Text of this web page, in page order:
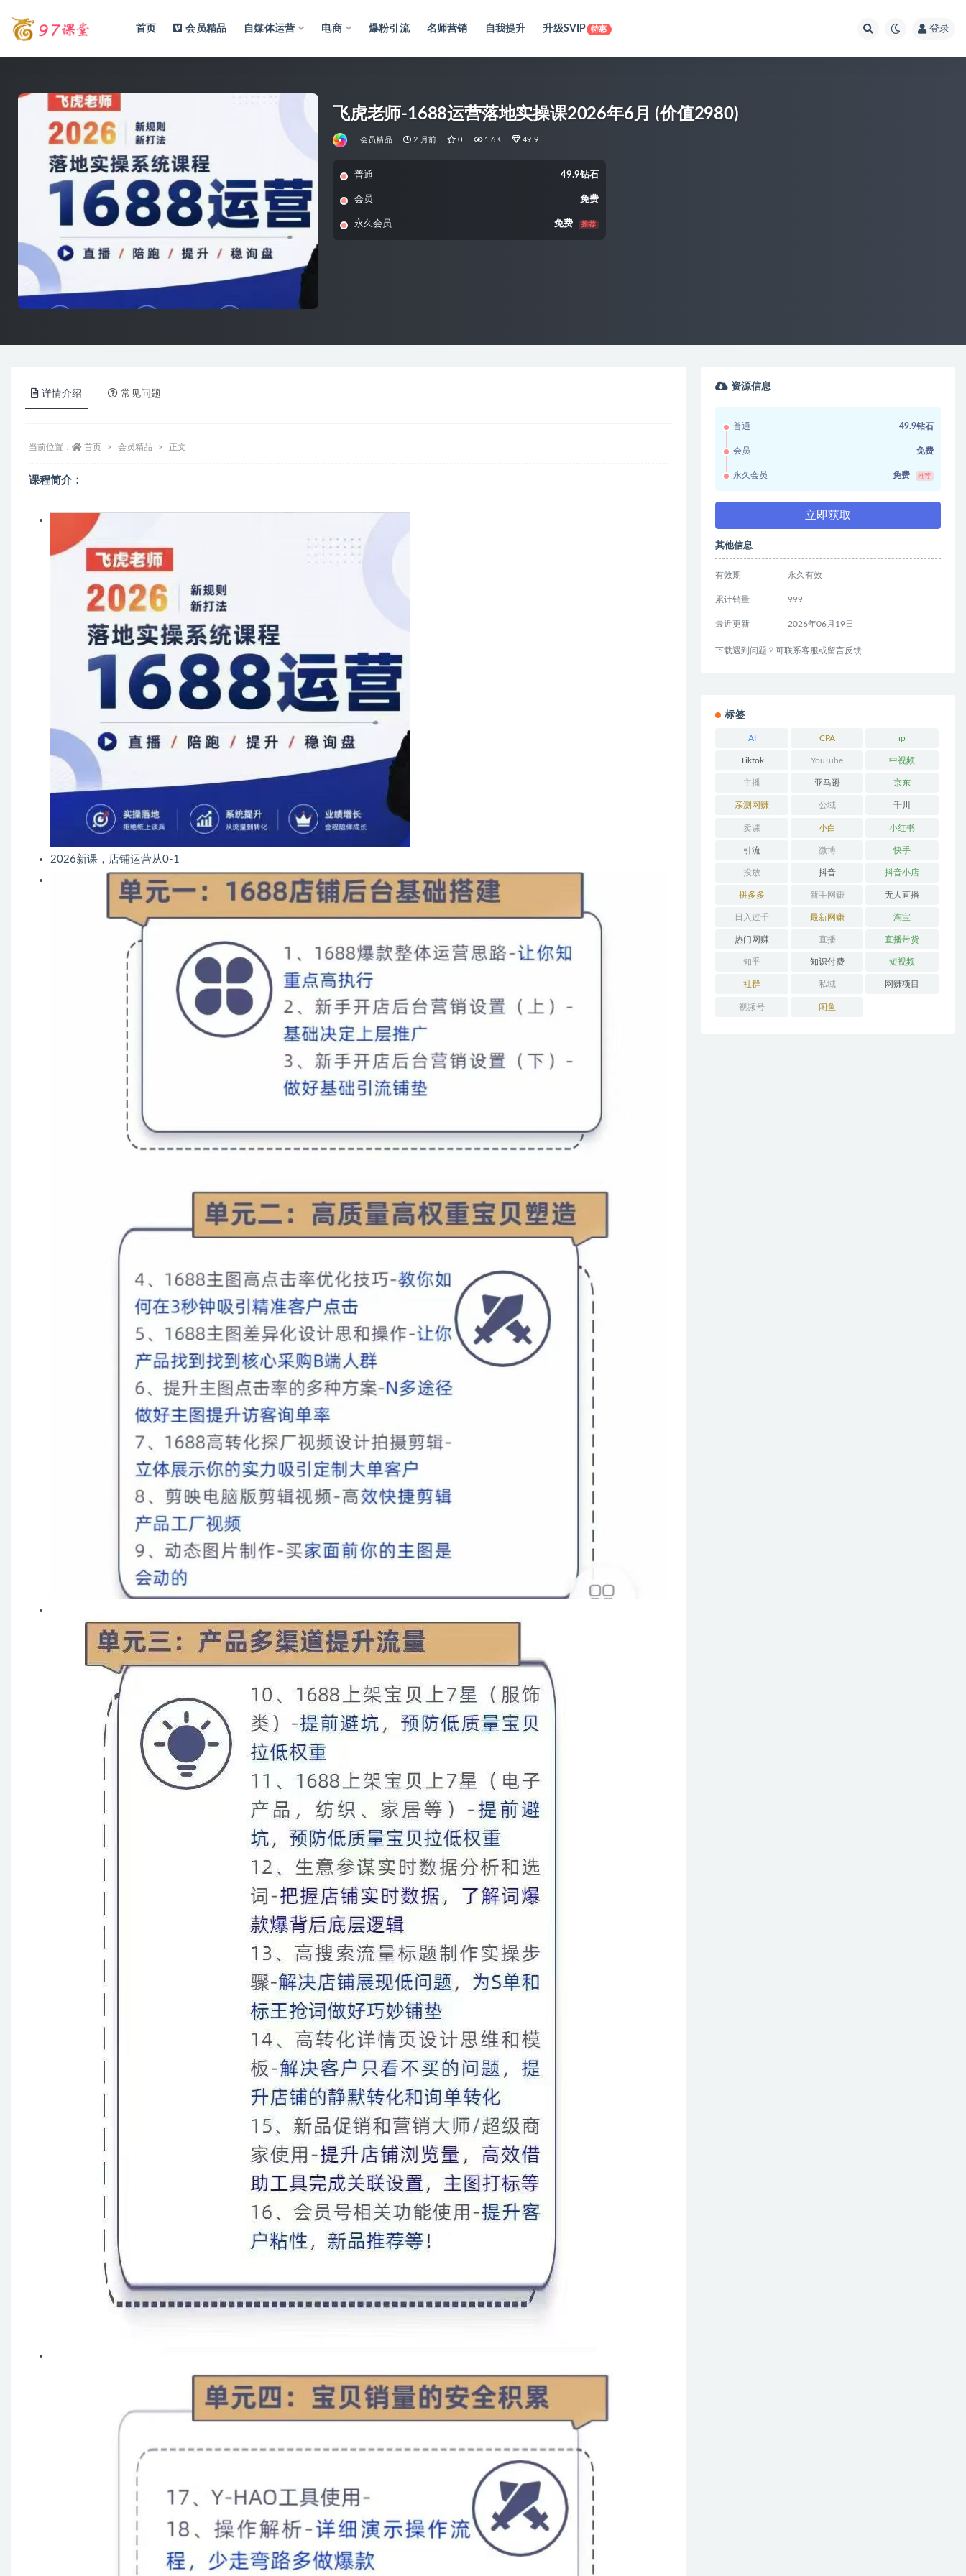
首页 会员精品 自媒体运营 电商 爆粉引流 名师营销 自我提升 升级SVIP 特惠 登录
飞虎老师-1688运营落地实操课2026年6月 (价值2980)
会员精品 2 月前 0 1.6K 49.9
普通 49.9钻石
会员 免费
永久会员 免费 推荐
详情介绍 常见问题
当前位置： 首页 会员精品 正文
课程简介：
2026新课，店铺运营从0-1
资源信息
普通 49.9钻石
会员 免费
永久会员 免费 推荐
立即获取
其他信息
有效期 永久有效
累计销量 999
最近更新 2026年06月19日
下载遇到问题？可联系客服或留言反馈
标签
AI CPA ip
Tiktok YouTube 中视频
主播 亚马逊 京东
亲测网赚 公域 千川
卖课 小白 小红书
引流 微博 快手
投放 抖音 抖音小店
拼多多 新手网赚 无人直播
日入过千 最新网赚 淘宝
热门网赚 直播 直播带货
知乎 知识付费 短视频
社群 私域 网赚项目
视频号 闲鱼